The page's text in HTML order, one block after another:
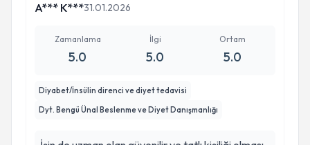
A*** K***31.01.2026
Zamanlama
5.0
İlgi
5.0
Ortam
5.0
Diyabet/İnsülin direnci ve diyet tedavisi
Dyt. Bengü Ünal Beslenme ve Diyet Danışmanlığı